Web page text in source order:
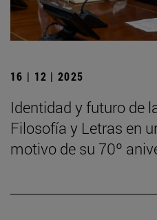
16 | 12 | 2025
Identidad y futuro de
Filosofía y Letras en
motivo de su 70º